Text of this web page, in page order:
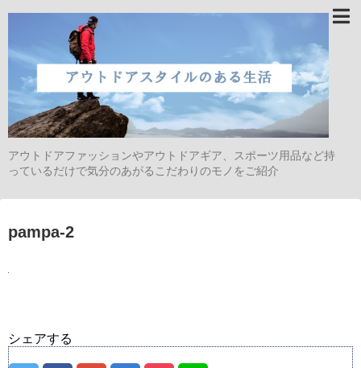
アウトドアファッションやアウトドアギア、スポーツ用品など持
っているだけで気分のあがるこだわりのモノをご紹介
pampa-2
シェアする